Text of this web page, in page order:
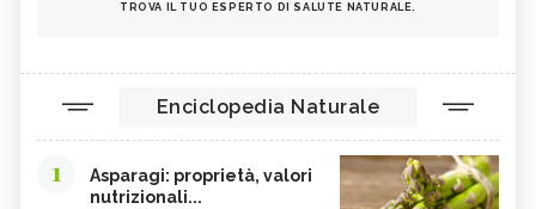
TROVA IL TUO ESPERTO DI SALUTE NATURALE.
Enciclopedia Naturale
1
Asparagi: proprietà, valori
nutrizionali...